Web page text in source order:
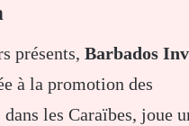
présents, Barbados
à la promotion des
les Caraïbes, joue